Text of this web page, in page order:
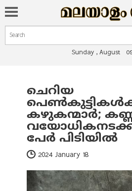
Search form
Search
Sunday , August
You are here
ചെറിയ
കഴുകന്മാർ;
പേർ പിടിയിൽ
2024 January 18